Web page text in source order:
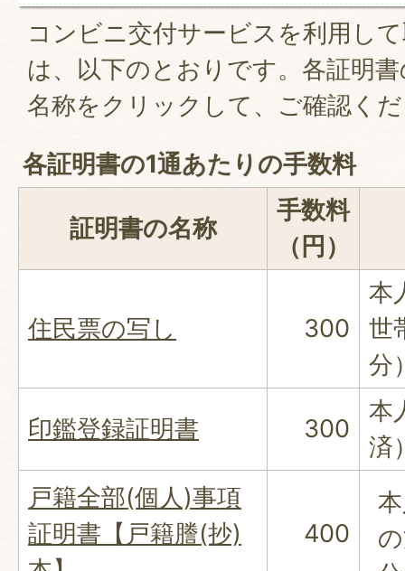
コンビニ交付サービスを利用し
は、以下のとおりです。各証明
名称をクリックして、ご確認く
各証明書の1通あたりの手数料
証明書の名称
手数料
（円）
住民票の写し 300
本
世
分
印鑑登録証明書 300
本
済
戸籍全部(個人)事項
証明書【戸籍謄(抄)
400